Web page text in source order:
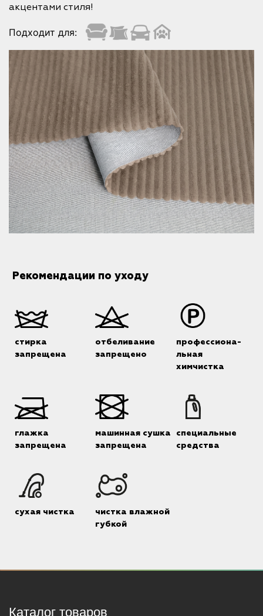
акцентами стиля!
Подходит для:
Рекомендации по уходу
стирка
запрещена
отбеливание
запрещено
профессиона-
льная
химчистка
глажка
запрещена
машинная сушка
запрещена
специальные
средства
сухая чистка
чистка влажной
губкой
Каталог товаров